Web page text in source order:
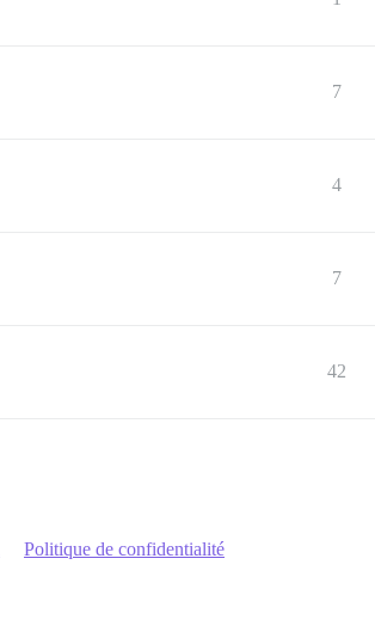
7
4
7
42
Politique de confidentialité